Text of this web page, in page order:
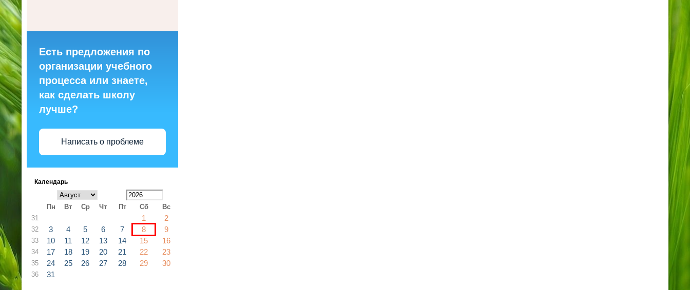
Есть предложения по
организации учебного
процесса или знаете,
как сделать школу
лучше?
Написать о проблеме
Календарь
Пн Вт Ср Чт Пт Сб
Вс
31
1 2
32 3 4 5 6 7 8 9
33 10 11 12 13 14 15 16
34 17 18 19 20 21 22 23
35 24 25 26 27 28 29 30
36 31